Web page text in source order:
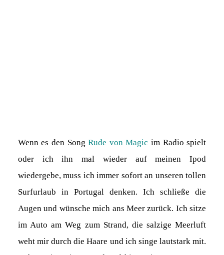
Wenn es den SongRude von Magic im Radio spielt
oder ich ihn mal wieder auf meinen Ipod
wiedergebe, muss ich immer sofort an unseren tollen
Surfurlaub in Portugal denken. Ich schließe die
Augen und wünsche mich ans Meer zurück. Ich sitze
im Auto am Weg zum Strand, die salzige Meerluft
weht mir durch die Haare und ich singe lautstark mit.